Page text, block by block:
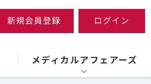
新規会員登録 ログイン
メディカルアフェアーズ